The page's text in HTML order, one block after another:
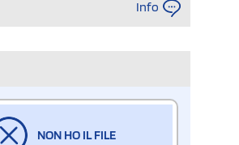
Info
NON HO IL FILE